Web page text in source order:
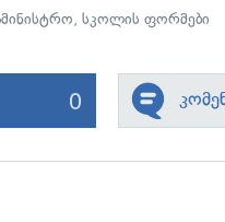
,სკოლის ფორმები
0